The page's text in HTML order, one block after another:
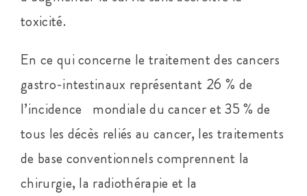
toxicité.
En ce qui concerne le traitement des cancers
gastro-intestinaux représentant 26 % de
l’incidence mondiale du cancer et 35 % de
tous les décès reliés au cancer, les traitements
de base conventionnels comprennent la
chirurgie, la radiothérapie et la